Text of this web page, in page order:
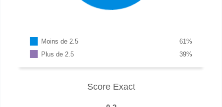
Moins de 2.5 %
61
Plus de 2.5
%
39
Score Exact